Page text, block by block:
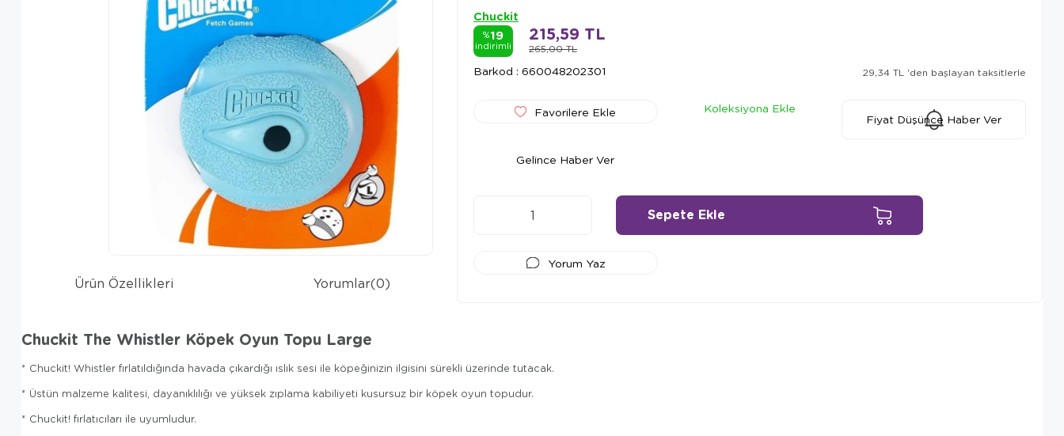
Chuckit
%19
indirimli 265,00 TL
215,59 TL
Barkod : 660048202301 29,34 TL 'den başlayan taksitlerle
Favorilere Ekle
Koleksiyona Ekle
Fiyat Düşünce Haber Ver
Gelince Haber Ver
Yorum Yaz
Ürün Özellikleri Yorumlar(0)
Chuckit The Whistler Köpek Oyun Topu Large
* Chuckit! Whistler fırlatıldığında havada çıkardığı ıslık sesi ile köpeğinizin ilgisini sürekli üzerinde tutacak.
* Üstün malzeme kalitesi, dayanıklılığı ve yüksek zıplama kabiliyeti kusursuz bir köpek oyun topudur.
* Chuckit! fırlatıcıları ile uyumludur.